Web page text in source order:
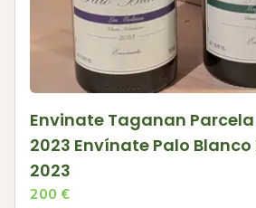
Envinate Taganan
2023 Envínate Palo
2023
200 €